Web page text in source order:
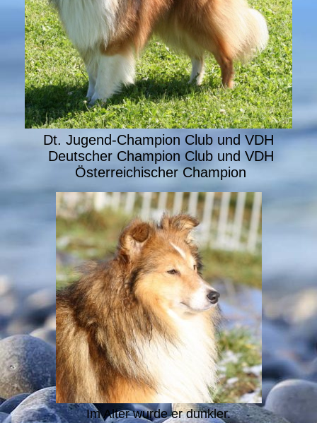
Dt. Jugend-Champion Club und VDH
Deutscher Champion Club und VDH
Österreichischer Champion
Im Alter wurde er dunkler.